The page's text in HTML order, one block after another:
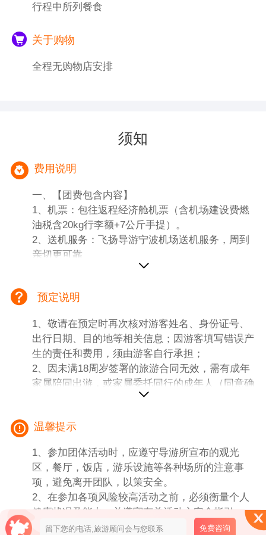
的音乐酒吧 ，聚集各式酒吧、夜店的克拉码
Grill House （韩式烤肉） 、 Tomo Tokyo
行程中所列餐食
关于购物
全程无购物店安排
须知
费用说明
一、【团费包含内容】
1、机票：包往返程经济舱机票（含机场建设费燃
油税含20kg行李额+7公斤手提）。
2、送机服务：飞扬导游宁波机场送机服务，周到
亲切更可靠
3、酒店：新加坡全程史蒂文生美居、福朋喜来登
4、车导服务：13 人以下司机兼导游，13 人以上
5、景点：行程中所列景点（不含自理特殊景点）
6、用餐：1正4早
二、【团费不包含内容】
人性质之费用。
3、保险：旅游人身意外伤害险、航空险自理。
4、因罢工、台风、航班取消或更改时间，交通延
阻及其它不在本公司控制范围内情况所导致的额外
费用。 为了您舒适的旅途，在不减少景点的前提
下，当地导游可根据实际情况调整行程顺序。
5、不含机票税金1595元/人
预定说明
1、敬请在预定时再次核对游客姓名、身份证号、
出行日期、目的地等相关信息；因游客填写错误产
生的责任和费用，须由游客自行承担；
2、因未满18周岁签署的旅游合同无效，需有成年
家属陪同出游，或家属委托同行的成年人（同意确
名；
温馨提示
1、参加团体活动时，应遵守导游所宣布的观光
区，餐厅，饭店，游乐设施等各种场所的注意事
项，避免离开团队，以策安全。
2、在参加各项风险较高活动之前，必须衡量个人
健康状况及能力，并遵守有关活动之安全指引，
如：穿着救生衣，扣上安全带，穿着合适或指定之
免费咨询